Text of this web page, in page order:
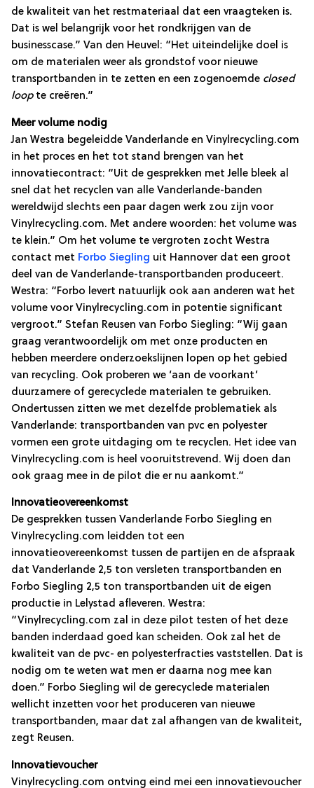
de kwaliteit van het restmateriaal dat een vraagteken is.
Dat is wel belangrijk voor het rondkrijgen van de
businesscase.” Van den Heuvel: “Het uiteindelijke doel is
om de materialen weer als grondstof voor nieuwe
transportbanden in te zetten en een zogenoemde closed
loopte creëren.”
Meer volume nodig
Jan Westra begeleidde Vanderlande en Vinylrecycling.com
in het proces en het tot stand brengen van het
innovatiecontract: “Uit de gesprekken met Jelle bleek al
snel dat het recyclen van alle Vanderlande-banden
wereldwijd slechts een paar dagen werk zou zijn voor
Vinylrecycling.com. Met andere woorden: het volume was
te klein.” Om het volume te vergroten zocht Westra
contact met Forbo Siegling uit Hannover dat een groot
deel van de Vanderlande-transportbanden produceert.
Westra: “Forbo levert natuurlijk ook aan anderen wat het
volume voor Vinylrecycling.com in potentie significant
vergroot.” Stefan Reusen van Forbo Siegling: “Wij gaan
graag verantwoordelijk om met onze producten en
hebben meerdere onderzoekslijnen lopen op het gebied
van recycling. Ook proberen we ‘aan de voorkant’
duurzamere of gerecyclede materialen te gebruiken.
Ondertussen zitten we met dezelfde problematiek als
Vanderlande: transportbanden van pvc en polyester
vormen een grote uitdaging om te recyclen. Het idee van
Vinylrecycling.com is heel vooruitstrevend. Wij doen dan
ook graag mee in de pilot die er nu aankomt.”
Innovatieovereenkomst
De gesprekken tussen Vanderlande Forbo Siegling en
Vinylrecycling.com leidden tot een
innovatieovereenkomst tussen de partijen en de afspraak
dat Vanderlande 2,5 ton versleten transportbanden en
Forbo Siegling 2,5 ton transportbanden uit de eigen
productie in Lelystad afleveren. Westra:
“Vinylrecycling.com zal in deze pilot testen of het deze
banden inderdaad goed kan scheiden. Ook zal het de
kwaliteit van de pvc- en polyesterfracties vaststellen. Dat is
nodig om te weten wat men er daarna nog mee kan
doen.” Forbo Siegling wil de gerecyclede materialen
wellicht inzetten voor het produceren van nieuwe
transportbanden, maar dat zal afhangen van de kwaliteit,
zegt Reusen.
Innovatievoucher
Vinylrecycling.com ontving eind mei een innovatievoucher